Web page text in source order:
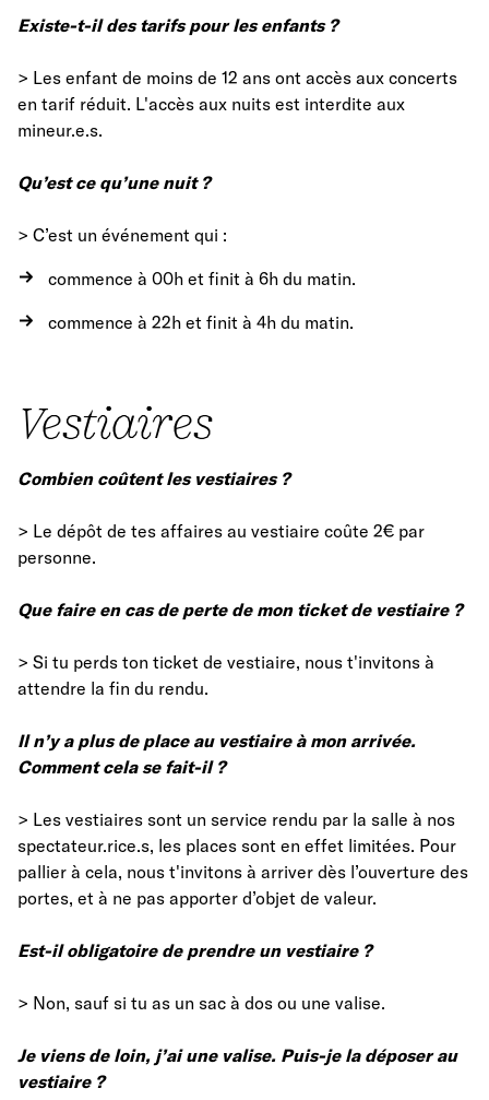
Existe-t-il des tarifs pour les enfants ?
> Les enfant de moins de 12 ans ont accès aux concerts
en tarif réduit. L'accès aux nuits est interdite aux
mineur.e.s.
Qu’est ce qu’une nuit ?
> C’est un événement qui :
commence à 00h et finit à 6h du matin.
commence à 22h et finit à 4h du matin.
Vestiaires
Combien coûtent les vestiaires ?
> Le dépôt de tes affaires au vestiaire coûte 2€ par
personne.
Que faire en cas de perte de mon ticket de vestiaire ?
> Si tu perds ton ticket de vestiaire, nous t'invitons à
attendre la fin du rendu.
Il n’y a plus de place au vestiaire à mon arrivée.
Comment cela se fait-il ?
> Les vestiaires sont un service rendu par la salle à nos
spectateur.rice.s, les places sont en effet limitées. Pour
pallier à cela, nous t'invitons à arriver dès l’ouverture des
portes, et à ne pas apporter d’objet de valeur.
Est-il obligatoire de prendre un vestiaire ?
> Non, sauf si tu as un sac à dos ou une valise.
Je viens de loin, j’ai une valise. Puis-je la déposer au
vestiaire ?